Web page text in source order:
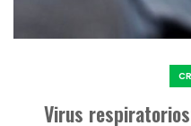
Virus